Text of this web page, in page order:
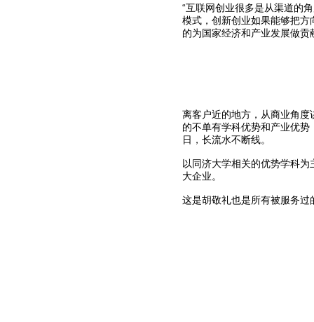
“互联网创业很多是从渠道的
模式，创新创业如果能够把
的为国家经济和产业发展做贡
离客户近的地方，从商业角
的不单有学科优势和产业优
日，长流水不断线。
以同济大学相关的优势学科
大企业。
这是胡敬礼也是所有被服务